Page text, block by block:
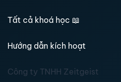
Tất cả khoá học 📖
Hướng dẫn kích hoạt
Công ty TNHH Zeitgeist